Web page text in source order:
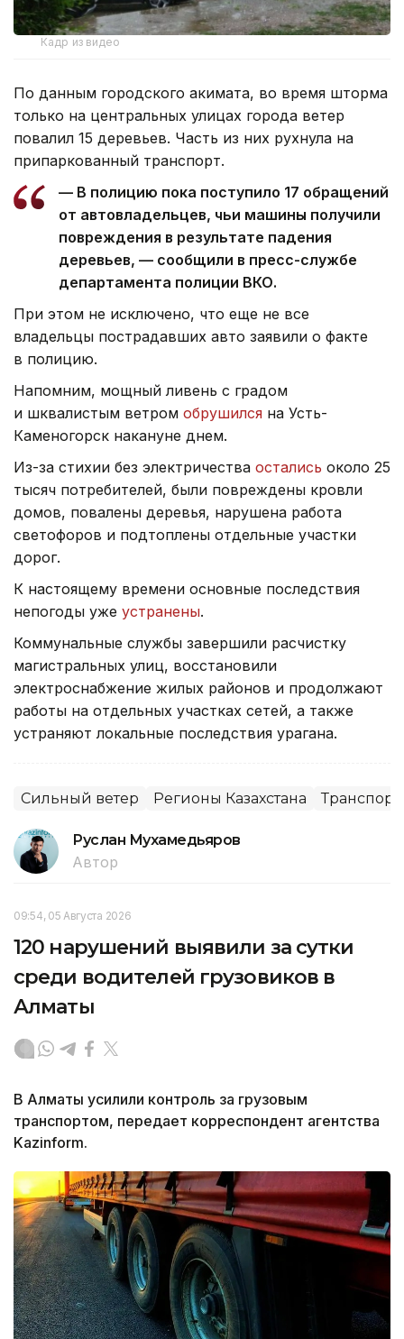
Кадр из видео
По данным городского акимата, во время шторма
только на центральных улицах города ветер
повалил 15 деревьев. Часть из них рухнула на
припаркованный транспорт.
— В полицию пока поступило 17 обращений
от автовладельцев, чьи машины получили
повреждения в результате падения
деревьев, — сообщили в пресс-службе
департамента полиции ВКО.
При этом не исключено, что еще не все
владельцы пострадавших авто заявили о факте
в полицию.
Напомним, мощный ливень с градом
и шквалистым ветром обрушился на Усть-
Каменогорск накануне днем.
Из-за стихии без электричества остались около 25
тысяч потребителей, были повреждены кровли
домов, повалены деревья, нарушена работа
светофоров и подтоплены отдельные участки
дорог.
К настоящему времени основные последствия
непогоды уже устранены.
Коммунальные службы завершили расчистку
магистральных улиц, восстановили
электроснабжение жилых районов и продолжают
работы на отдельных участках сетей, а также
устраняют локальные последствия урагана.
Сильный ветер Регионы Казахстана Транспорт
Руслан Мухамедьяров
Автор
09:54, 05 Августа 2026
120 нарушений выявили за сутки
среди водителей грузовиков в
Алматы
В Алматы усилили контроль за грузовым
транспортом, передает корреспондент агентства
Kazinform.